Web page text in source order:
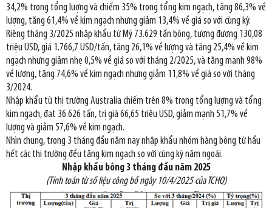
34,2% trong tổng lượng và chiếm 35% trong tổng kim ngạch, tăng 86,3% về
lượng, tăng 61,4% về kim ngạch nhưng giảm 13,4% về giá so với cùng kỳ.
Riêng tháng 3/2025 nhập khẩu từ Mỹ 73.629 tấn bông, tương đương 130,08
triệu USD, giá 1.766,7 USD/tấn, tăng 26,1% về lượng và tăng 25,4% về kim
ngạch nhưng giảm nhẹ 0,5% về giá so với tháng 2/2025, và tăng mạnh 98%
về lượng, tăng 74,6% về kim ngạch nhưng giảm 11,8% về giá so với tháng
3/2024.
Nhập khẩu từ thị trường Australia chiếm trên 8% trong tổng lượng và tổng
kim ngạch, đạt 36.626 tấn, trị giá 66,65 triệu USD, giảm mạnh 51,7% về
lượng và giảm 57,6% về kim ngạch.
Nhìn chung, trong 3 tháng đầu năm nay nhập khẩu nhóm hàng bông từ hầu
hết các thị trường đều tăng kim ngạch so với cùng kỳ năm ngoái.
Nhập khẩu bông 3 tháng đầu năm 2025
(Tính toán từ số liệu công bố ngày 10/4/2025 của TCHQ)